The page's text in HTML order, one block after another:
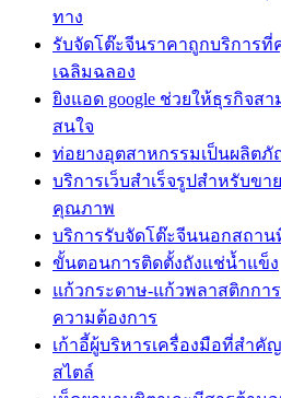
ทาง
รับจัดโต๊ะจีนราคาถูกบริการ
เฉลิมฉลอง
ยิงแอด google ช่วยให้ธุรกิจส
สนใจ
ท่อยางอุตสาหกรรมเป็นผลิต
บริการเว็บสำเร็จรูปสำหรับขา
คุณภาพ
บริการรับจัดโต๊ะจีนนอกสถา
ขั้นตอนการติดตั้งถังแช่น้ำแข็ง
แก้วกระดาษ-แก้วพลาสติกกา
ความต้องการ
เก้าอี้ผู้บริหารเครื่องมือที่สำคั
สไตล์